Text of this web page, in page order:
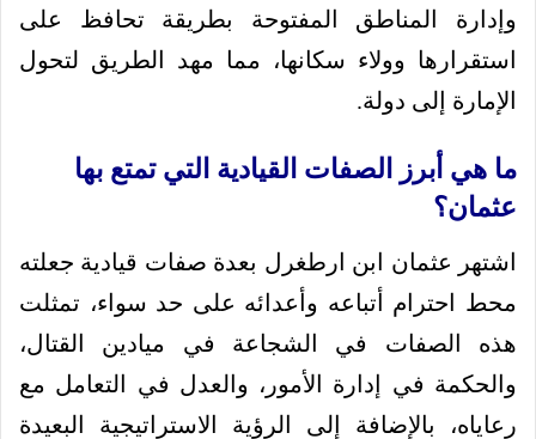
وإدارة المناطق المفتوحة بطريقة تحافظ على
استقرارها وولاء سكانها، مما مهد الطريق لتحول
الإمارة إلى دولة.
ما هي أبرز الصفات القيادية التي تمتع بها
عثمان؟
اشتهر عثمان ابن ارطغرل بعدة صفات قيادية جعلته
محط احترام أتباعه وأعدائه على حد سواء، تمثلت
هذه الصفات في الشجاعة في ميادين القتال،
والحكمة في إدارة الأمور، والعدل في التعامل مع
رعاياه، بالإضافة إلى الرؤية الاستراتيجية البعيدة